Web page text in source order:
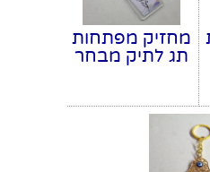
מחזיק מפתחות
תג לתיק מבחר